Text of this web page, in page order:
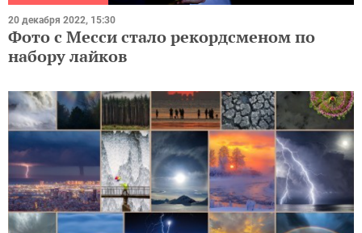
20 декабря 2022, 15:30
Фото с Месси стало рекордсменом по
набору лайков